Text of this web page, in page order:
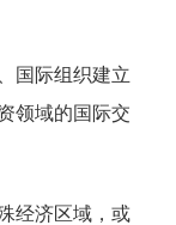
国际组织建立
领域的国际交
经济区域，或